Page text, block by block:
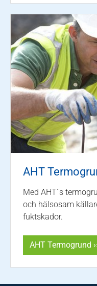
AHT
Med AHT´s
och hälsosam
fuktskador.
AHT Termogrund